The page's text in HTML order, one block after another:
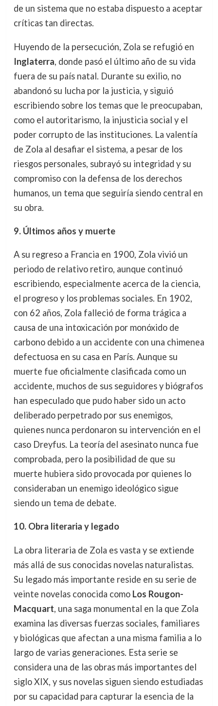
de un sistema que no estaba dispuesto a aceptar
críticas tan directas.
Huyendo de la persecución, Zola se refugió en
Inglaterra, donde pasó el último año de su vida
fuera de su país natal. Durante su exilio, no
abandonó su lucha por la justicia, y siguió
escribiendo sobre los temas que le preocupaban,
como el autoritarismo, la injusticia social y el
poder corrupto de las instituciones. La valentía
de Zola al desafiar el sistema, a pesar de los
riesgos personales, subrayó su integridad y su
compromiso con la defensa de los derechos
humanos, un tema que seguiría siendo central en
su obra.
9. Últimos años y muerte
A su regreso a Francia en 1900, Zola vivió un
periodo de relativo retiro, aunque continuó
escribiendo, especialmente acerca de la ciencia,
el progreso y los problemas sociales. En 1902,
con 62 años, Zola falleció de forma trágica a
causa de una intoxicación por monóxido de
carbono debido a un accidente con una chimenea
defectuosa en su casa en París. Aunque su
muerte fue oficialmente clasificada como un
accidente, muchos de sus seguidores y biógrafos
han especulado que pudo haber sido un acto
deliberado perpetrado por sus enemigos,
quienes nunca perdonaron su intervención en el
caso Dreyfus. La teoría del asesinato nunca fue
comprobada, pero la posibilidad de que su
muerte hubiera sido provocada por quienes lo
consideraban un enemigo ideológico sigue
siendo un tema de debate.
10. Obra literaria y legado
La obra literaria de Zola es vasta y se extiende
más allá de sus conocidas novelas naturalistas.
Su legado más importante reside en su serie de
veinte novelas conocida como Los Rougon-
Macquart, una saga monumental en la que Zola
examina las diversas fuerzas sociales, familiares
y biológicas que afectan a una misma familia a lo
largo de varias generaciones. Esta serie se
considera una de las obras más importantes del
siglo XIX, y sus novelas siguen siendo estudiadas
por su capacidad para capturar la esencia de la